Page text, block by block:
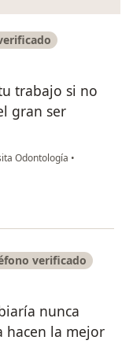
trabajo si no
gran ser
Odontología •
verificado
nunca
hacen la mejor